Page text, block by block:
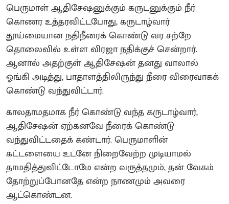
பெருமாள் ஆதிசேஷனுக்கும் கருடனுக்கும் நீர்
கொணர உத்தரவிட்டபோது, கருடாழ்வார்
தூய்மையான நதிநீரைக் கொண்டு வர சற்றே
தொலைவில் உள்ள விரஜா நதிக்குச் சென்றார்.
ஆனால் அதற்குள் ஆதிசேஷன் தனது வாலால்
ஓங்கி அடித்து, பாதாளத்திலிருந்து நீரை விரைவாகக்
கொண்டு வந்துவிட்டார்.
காலதாமதமாக நீர் கொண்டு வந்த கருடாழ்வார்,
ஆதிசேஷன் ஏற்கனவே நீரைக் கொண்டு
வந்துவிட்டதைக் கண்டார். பெருமாளின்
கட்டளையை உடனே நிறைவேற்ற முடியாமல்
தாமதித்துவிட்டோமே என்ற வருத்தமும், தன் வேகம்
தோற்றுப்போனதே என்ற நாணமும் அவரை
ஆட்கொண்டன.